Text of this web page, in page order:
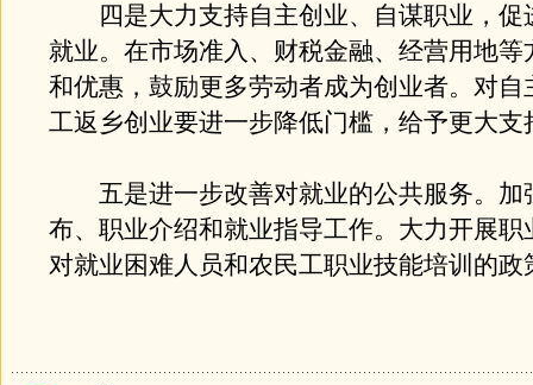
四是大力支持自主创业、自谋职业，促
就业。在市场准入、财税金融、经营用地等
和优惠，鼓励更多劳动者成为创业者。对自
工返乡创业要进一步降低门槛，给予更大支
五是进一步改善对就业的公共服务。加
布、职业介绍和就业指导工作。大力开展职
对就业困难人员和农民工职业技能培训的政